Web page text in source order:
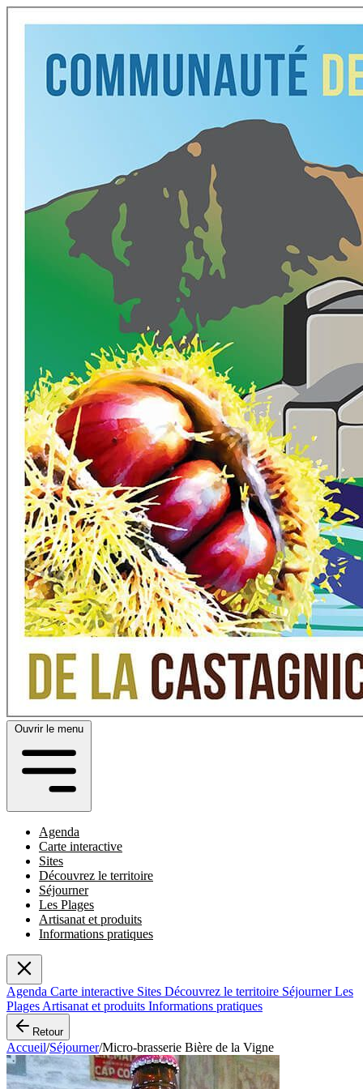
Ouvrir le menu
Agenda
Carte interactive
Sites
Découvrez le territoire
Séjourner
Les Plages
Artisanat et produits
Informations pratiques
Agenda Carte interactive Sites Découvrez le territoire SéjournerLes
Plages Artisanat et produits Informations pratiques
Retour
Accueil/Séjourner/Micro-brasserie Bière de la Vigne